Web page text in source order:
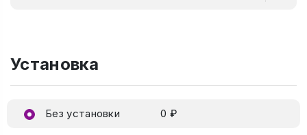
Установка
Без установки 0 ₽